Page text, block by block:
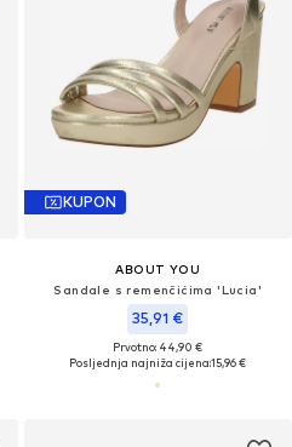
KUPON
ABOUT YOU
Sandale s remenčićima 'Lucia'
35,91 €
Prvotno: 44,90 €
Posljednja najniža cijena:15,96 €